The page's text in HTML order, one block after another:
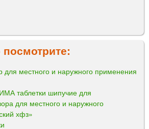
местного и наружного применения
таблетки шипучие для
для местного и наружного
хфз»